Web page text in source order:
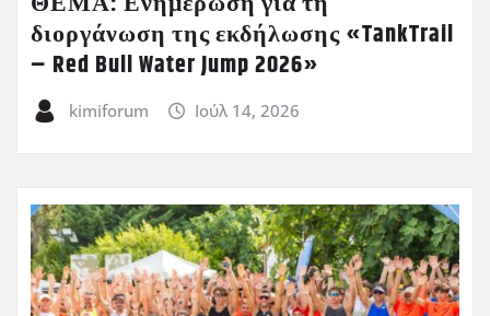
διοργάνωση της εκδήλωσης «TankTrail
– Red Bull Water Jump 2026»
kimiforum Ιούλ 14, 2026